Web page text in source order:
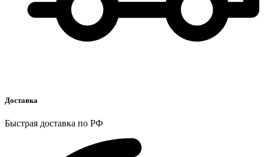
Доставка
Быстрая доставка по РФ